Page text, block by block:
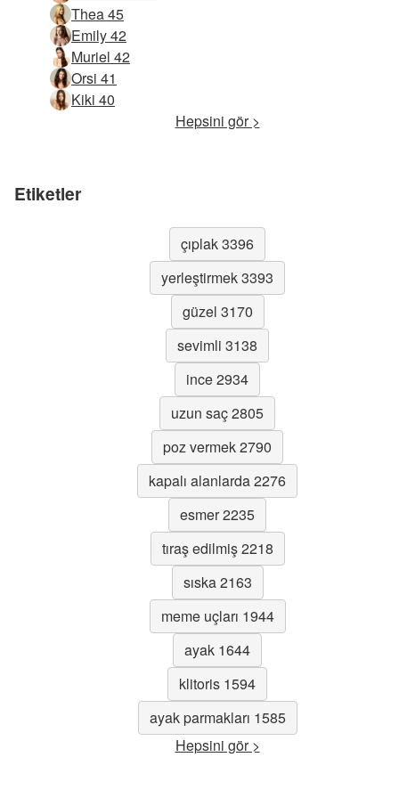
Thea 45
Emily 42
Muriel 42
Orsi 41
Kiki 40
Hepsini gör >
Etiketler
çıplak 3396
yerleştirmek 3393
güzel 3170
sevimli 3138
ince 2934
uzun saç 2805
poz vermek 2790
kapalı alanlarda 2276
esmer 2235
tıraş edilmiş 2218
sıska 2163
meme uçları 1944
ayak 1644
klitoris 1594
ayak parmakları 1585
Hepsini gör >